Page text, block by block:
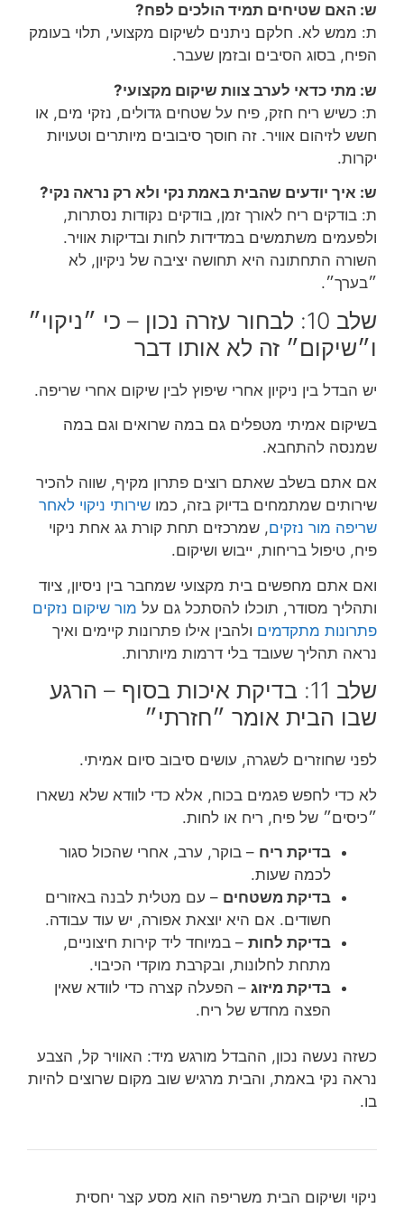
ש: האם שטיחים תמיד הולכים לפח?
ת: ממש לא. חלקם ניתנים לשיקום מקצועי, תלוי בעומק
הפיח, בסוג הסיבים ובזמן שעבר.
ש: מתי כדאי לערב צוות שיקום מקצועי?
ת: כשיש ריח חזק, פיח על שטחים גדולים, נזקי מים, או
חשש לזיהום אוויר. זה חוסך סיבובים מיותרים וטעויות
יקרות.
ש: איך יודעים שהבית באמת נקי ולא רק נראה נקי?
ת: בודקים ריח לאורך זמן, בודקים נקודות נסתרות,
ולפעמים משתמשים במדידות לחות ובדיקות אוויר.
השורה התחתונה היא תחושה יציבה של ניקיון, לא
״בערך״.
שלב 10: לבחור עזרה נכון – כי ״ניקוי״
ו״שיקום״ זה לא אותו דבר
יש הבדל בין ניקיון אחרי שיפוץ לבין שיקום אחרי שריפה.
בשיקום אמיתי מטפלים גם במה שרואים וגם במה
שמנסה להתחבא.
אם אתם בשלב שאתם רוצים פתרון מקיף, שווה להכיר
שירותים שמתמחים בדיוק בזה, כמו שירותי ניקוי לאחר
שריפה מור נזקים, שמרכזים תחת קורת גג אחת ניקוי
פיח, טיפול בריחות, ייבוש ושיקום.
ואם אתם מחפשים בית מקצועי שמחבר בין ניסיון, ציוד
ותהליך מסודר, תוכלו להסתכל גם על מור שיקום נזקים
פתרונות מתקדמים ולהבין אילו פתרונות קיימים ואיך
נראה תהליך שעובד בלי דרמות מיותרות.
שלב 11: בדיקת איכות בסוף – הרגע
שבו הבית אומר ״חזרתי״
לפני שחוזרים לשגרה, עושים סיבוב סיום אמיתי.
לא כדי לחפש פגמים בכוח, אלא כדי לוודא שלא נשארו
״כיסים״ של פיח, ריח או לחות.
בדיקת ריח – בוקר, ערב, אחרי שהכול סגור
לכמה שעות.
בדיקת משטחים – עם מטלית לבנה באזורים
חשודים. אם היא יוצאת אפורה, יש עוד עבודה.
בדיקת לחות – במיוחד ליד קירות חיצוניים,
מתחת לחלונות, ובקרבת מוקדי הכיבוי.
בדיקת מיזוג – הפעלה קצרה כדי לוודא שאין
הפצה מחדש של ריח.
כשזה נעשה נכון, ההבדל מורגש מיד: האוויר קל, הצבע
נראה נקי באמת, והבית מרגיש שוב מקום שרוצים להיות
בו.
ניקוי ושיקום הבית משריפה הוא מסע קצר יחסית